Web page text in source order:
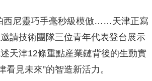
西尼靈巧手毫秒級模倣……天津正寫
請技術團隊三位青年代表登台展示
天津12條重點産業鏈背後的生動實
見未來”的智造新活力。